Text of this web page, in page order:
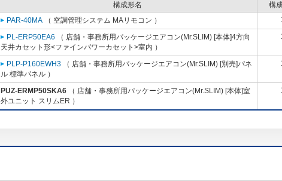
構成形名
構
PAR-40MA （ 空調管理システム MAリモコン ）
PL-ERP50EA6 （ 店舗・事務所用パッケージエアコン(Mr.SLIM) [本体]4方向
天井カセット形<ファインパワーカセット>室内 ）
PLP-P160EWH3 （ 店舗・事務所用パッケージエアコン(Mr.SLIM) [別売]パネ
ル 標準パネル ）
PUZ-ERMP50SKA6 （ 店舗・事務所用パッケージエアコン(Mr.SLIM) [本体]室
外ユニット スリムER ）